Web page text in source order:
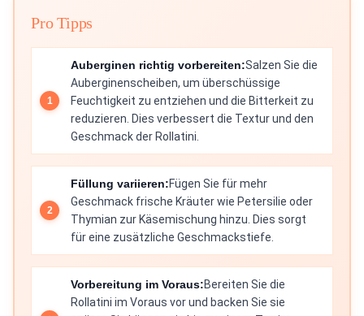
Pro Tipps
Auberginen richtig vorbereiten:Salzen Sie die
Auberginenscheiben, um überschüssige
Feuchtigkeit zu entziehen und die Bitterkeit zu
reduzieren. Dies verbessert die Textur und den
Geschmack der Rollatini.
Füllung variieren:Fügen Sie für mehr
Geschmack frische Kräuter wie Petersilie oder
Thymian zur Käsemischung hinzu. Dies sorgt
für eine zusätzliche Geschmackstiefe.
Vorbereitung im Voraus:Bereiten Sie die
Rollatini im Voraus vor und backen Sie sie